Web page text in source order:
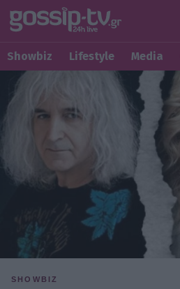
Showbiz Lifestyle Media
SHOWBIZ